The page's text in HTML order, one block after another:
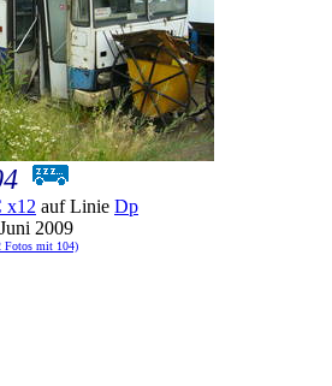
x12 auf Linie Dp
2009
Fotos mit 104)